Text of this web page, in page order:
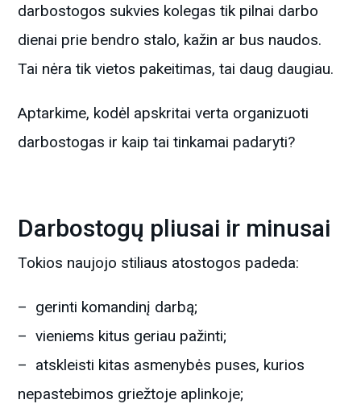
darbostogos sukvies kolegas tik pilnai darbo
dienai prie bendro stalo, kažin ar bus naudos.
Tai nėra tik vietos pakeitimas, tai daug daugiau.
Aptarkime, kodėl apskritai verta organizuoti
darbostogas ir kaip tai tinkamai padaryti?
Darbostogų pliusai ir minusai
Tokios naujojo stiliaus atostogos padeda:
– gerinti komandinį darbą;
– vieniems kitus geriau pažinti;
– atskleisti kitas asmenybės puses, kurios
nepastebimos griežtoje aplinkoje;